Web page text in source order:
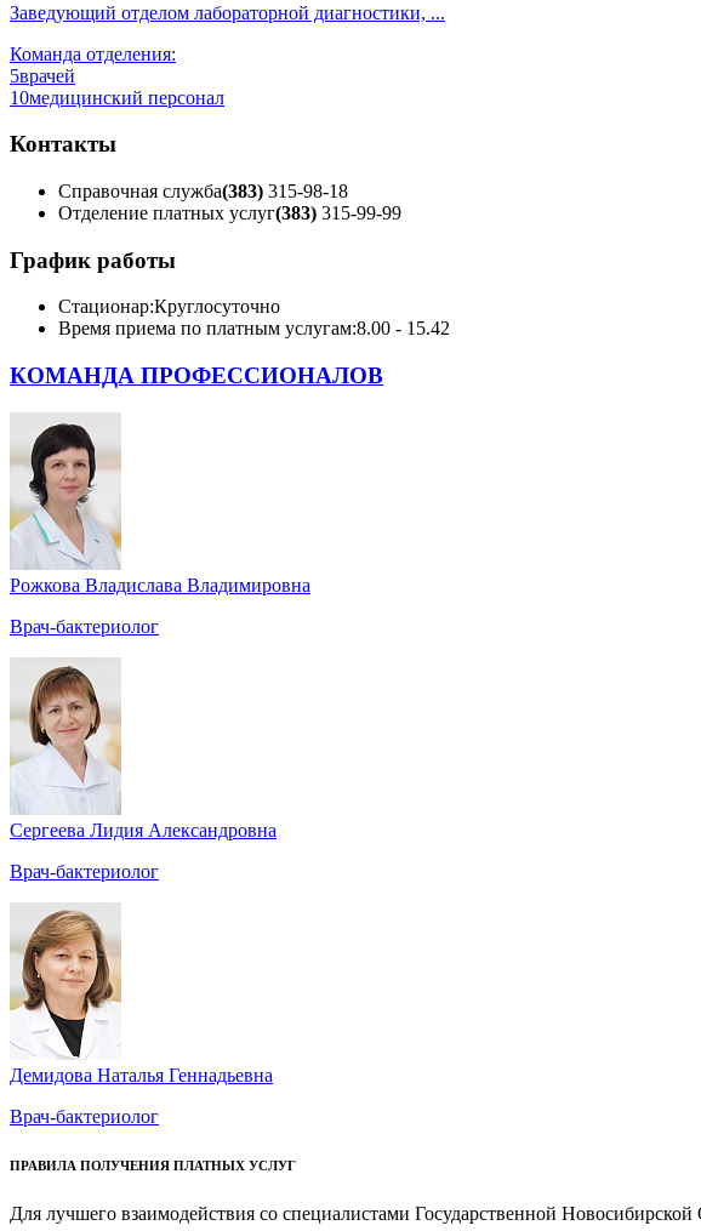
Заведующий отделом лабораторной диагностики, ...
Команда отделения:
5врачей
10медицинский персонал
Контакты
Справочная служба(383) 315-98-18
Отделение платных услуг(383) 315-99-99
График работы
Стационар:Круглосуточно
Время приема по платным услугам:8.00 - 15.42
КОМАНДА ПРОФЕССИОНАЛОВ
Рожкова Владислава Владимировна
Врач-бактериолог
Сергеева Лидия Александровна
Врач-бактериолог
Демидова Наталья Геннадьевна
Врач-бактериолог
ПРАВИЛА ПОЛУЧЕНИЯ ПЛАТНЫХ УСЛУГ
Для лучшего взаимодействия со специалистами Государственной